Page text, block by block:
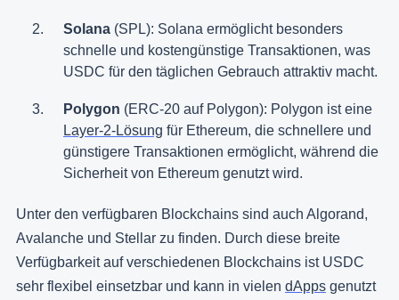
Solana (SPL): Solana ermöglicht besonders
schnelle und kostengünstige Transaktionen, was
USDC für den täglichen Gebrauch attraktiv macht.
Polygon (ERC-20 auf Polygon): Polygon ist eine
Layer-2-Lösung für Ethereum, die schnellere und
günstigere Transaktionen ermöglicht, während die
Sicherheit von Ethereum genutzt wird.
Unter den verfügbaren Blockchains sind auch Algorand,
Avalanche und Stellar zu finden. Durch diese breite
Verfügbarkeit auf verschiedenen Blockchains ist USDC
sehr flexibel einsetzbar und kann in vielen dApps genutzt